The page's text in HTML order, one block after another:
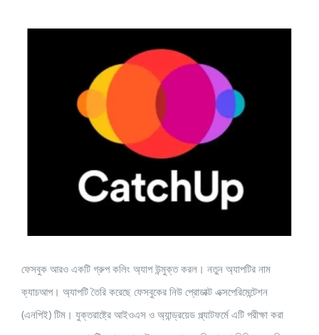
ফেসবুক আরও একটি গ্রুপ কলিং অ্যাপ উন্মুক্ত করল। নতুন অ্যাপটির নাম
ক্যাচআপ। অ্যাপটি তৈরি করেছে ফেসবুকের নিউ প্রোডাক্ট এক্সপেরিমেন্টেশন
(এনপিই) টিম। যুক্তরাষ্ট্রে আইওএস ও অ্যান্ড্রয়েড প্ল্যাটফর্মে এটি পরীক্ষা করা